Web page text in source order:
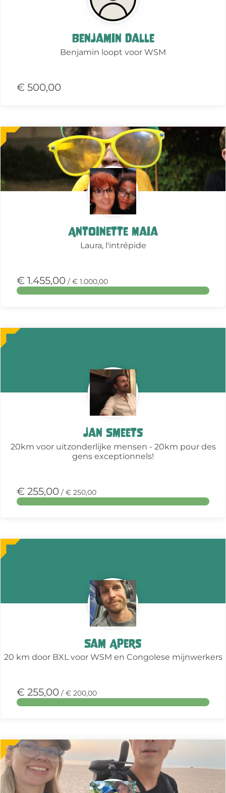
Benjamin Dalle
Benjamin loopt voor WSM
€ 500,00
Antoinette Maia
Laura, l'intrépide
€ 1.455,00 / € 1.000,00
Meer
over
deze
Jan Smeets
20km voor uitzonderlijke mensen - 20km pour des
gens exceptionnels!
€ 255,00 / € 250,00
Meer
over
deze
Sam Apers
20 km door BXL voor WSM en Congolese mijnwerkers
€ 255,00 / € 200,00
Meer
over
deze
Meer
over
deze
actie